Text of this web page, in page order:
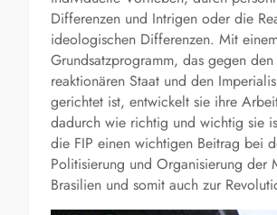
Differenzen und Intrigen oder die
ideologischen Differenzen. Mit
Grundsatzprogramm, das gegen
reaktionären Staat und den
gerichtet ist, entwickelt sie ihre
dadurch wie richtig und wichtig sie
die FIP einen wichtigen Beitrag bei
Politisierung und Organisierung der
Brasilien und somit auch zur